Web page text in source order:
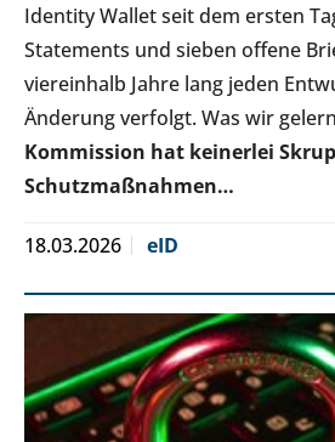
Identity Wallet seit dem ersten
Statements und sieben offene
viereinhalb Jahre lang jeden
Änderung verfolgt. Was wir
Kommission hat keinerlei
Schutzmaßnahmen…
18.03.2026 eID